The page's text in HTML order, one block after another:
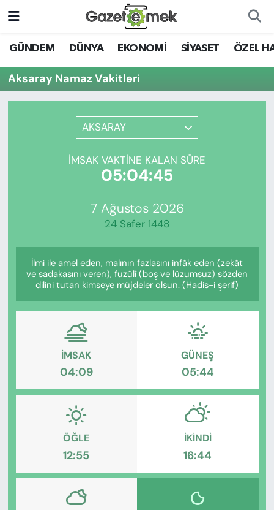
GÜNDEM DÜNYA EKONOMİ SİYASET ÖZEL
Aksaray Namaz Vakitleri
AKSARAY
İMSAK VAKTINE KALAN SÜRE
05:04:45
7 Ağustos 2026
24 Safer 1448
İlmi ile amel eden, malının fazlasını infâk eden (zekât
ve sadakasını veren), fuzûlî (boş ve lüzumsuz) sözden
dilini tutan kimseye müjdeler olsun. (Hadis-i şerif)
İMSAK
04:09
GÜNEŞ
05:44
ÖĞLE
12:55
İKINDI
16:44
DÜNYA
EKONOMİ
YENİ MEDYADA EMEK
GAZETECİLİĞİNİ GELİŞTİRMEK
EĞİTİM
KADIN
SAĞLIK
KÜLTÜR-SANAT
MAGAZİN
ÖZEL HABER
SİYASET
Nöbetçi Eczaneler
Hava Durumu
Trafik Durumu
Süper Lig Puan Durumu ve Fikstür
Tüm Manşetler
Haber Arşivi